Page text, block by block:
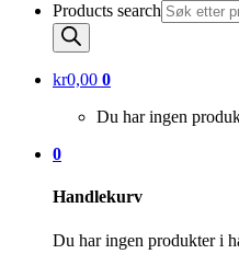
Products search
kr0,00 0
Du har ingen
0
Handlekurv
Du har ingen produkter i